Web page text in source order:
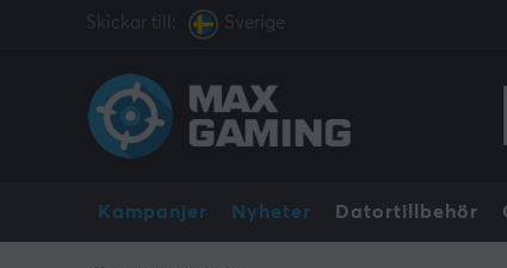
Skickar till: Sverige
Kampanjer Nyheter Datortillbehör